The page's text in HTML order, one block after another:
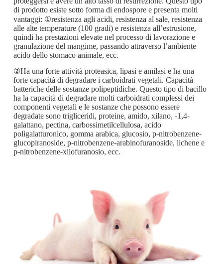
di prodotto esiste sotto forma di endospore e presenta molti
vantaggi: ①resistenza agli acidi, resistenza al sale, resistenza
alle alte temperature (100 gradi) e resistenza all’estrusione,
quindi ha prestazioni elevate nel processo di lavorazione e
granulazione del mangime, passando attraverso l’ambiente
acido dello stomaco animale, ecc.
②Ha una forte attività proteasica, lipasi e amilasi e ha una
forte capacità di degradare i carboidrati vegetali. Capacità
batteriche delle sostanze polipeptidiche. Questo tipo di bacillo
ha la capacità di degradare molti carboidrati complessi dei
componenti vegetali e le sostanze che possono essere
degradate sono trigliceridi, proteine, amido, xilano, -1,4-
galattano, pectina, carbossimetilcellulosa, acido
poligalatturonico, gomma arabica, glucosio, p-nitrobenzene-
glucopiranoside, p-nitrobenzene-arabinofuranoside, lichene e
p-nitrobenzene-xilofuranosio, ecc.